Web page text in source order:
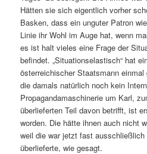
Hätten sie sich eigentlich vorher
Basken, dass ein unguter Patron
Linie ihr Wohl im Auge hat, wenn
es ist halt vieles eine Frage der
befindet. „Situationselastisch“ hat
österreichischer Staatsmann
die damals natürlich noch kein
Propagandamaschinerie um Karl,
überlieferten Teil davon betrifft, ist
worden. Die hätte ihnen auch nicht
weil die war jetzt fast
überlieferte, wie gesagt.